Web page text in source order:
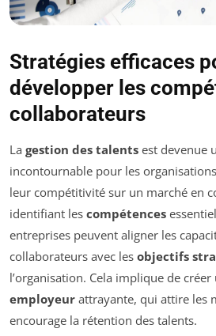
Stratégies efficaces
développer les
collaborateurs
La gestion des talents est devenue
incontournable pour les
leur compétitivité sur un marché en
identifiant les compétences
entreprises peuvent aligner les
collaborateurs avec les objectifs
l’organisation. Cela implique de créer
employeur attrayante, qui attire les
encourage la rétention des talents.